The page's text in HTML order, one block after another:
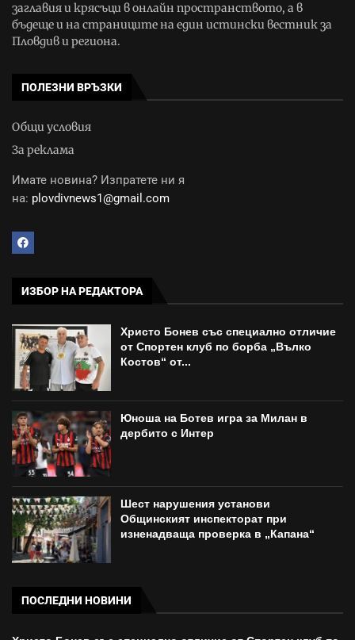
заглавия и крясъци в онлайн пространството, а в
бъдеще и на страниците на един истински вестник за
Пловдив и региона.
ПОЛЕЗНИ ВРЪЗКИ
Общи условия
За реклама
Имате новина? Изпратете ни я
на: plovdivnews1@gmail.com
ИЗБОР НА РЕДАКТОРА
Христо Бонев със специално отличие
от Спортен клуб по борба „Вълко
Костов“ от...
Юноша на Ботев игра за Милан в
дербито с Интер
Шест нарушения установи
Общинският инспекторат при
изненадваща проверка в „Капана“
ПОСЛЕДНИ НОВИНИ